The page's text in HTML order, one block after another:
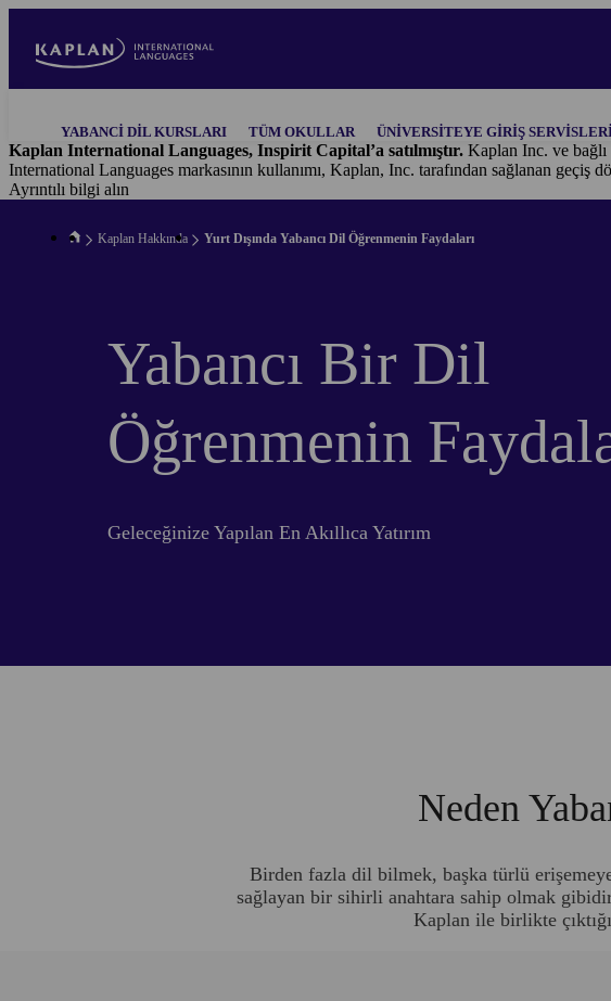
main
navigationYABANCI DIL KURSLARI TÜM OKULLAR ÜNIVERSITEYE GIRIŞ
Kaplan International Languages, Inspirit Capital’a satılmıştır. Kaplan Inc. ve
International Languages markasının kullanımı, Kaplan, Inc. tarafından sağlanan geçiş
Ayrıntılı bilgi alın
Kaplan Hakkında Yurt Dışında Yabancı Dil Öğrenmenin Faydaları
Yabancı Bir Dil
Öğrenmenin
Geleceğinize Yapılan En Akıllıca Yatırım
Neden
Birden fazla dil bilmek, başka türlü
sağlayan bir sihirli anahtara sahip olmak
Kaplan ile birlikte